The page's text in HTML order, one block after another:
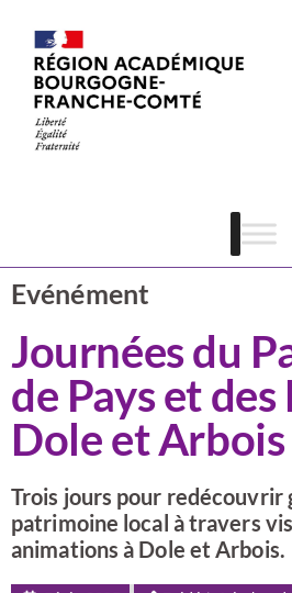
Evénément
Journées du
de Pays et
Dole et Arbois
Trois jours pour
patrimoine local à travers
animations à Dole et Arbois.